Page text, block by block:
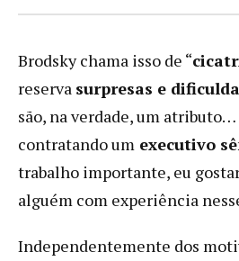
Brodsky chama isso de “
reserva surpresas e
são, na verdade, um atributo…
contratando um executivo
trabalho importante, eu
alguém com experiência
Independentemente dos